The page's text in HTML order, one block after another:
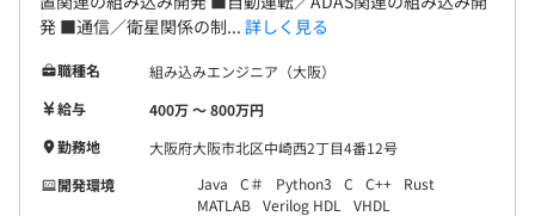
発 ■通信／衛星関係の制... 詳しく見る
職種名
組み込みエンジニア（大阪）
給与
400万 〜 800万円
勤務地
大阪府大阪市北区中崎西2丁目4番12号
開発環境
Java C＃ Python3 C C++
Rust
MATLAB Verilog HDL
VHDL